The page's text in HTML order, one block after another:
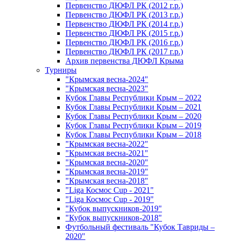
Первенство ДЮФЛ РК (2012 г.р.)
Первенство ДЮФЛ РК (2013 г.р.)
Первенство ДЮФЛ РК (2014 г.р.)
Первенство ДЮФЛ РК (2015 г.р.)
Первенство ДЮФЛ РК (2016 г.р.)
Первенство ДЮФЛ РК (2017 г.р.)
Архив первенства ДЮФЛ Крыма
Турниры
"Крымская весна-2024"
"Крымская весна-2023"
Кубок Главы Республики Крым – 2022
Кубок Главы Республики Крым – 2021
Кубок Главы Республики Крым – 2020
Кубок Главы Республики Крым – 2019
Кубок Главы Республики Крым – 2018
"Крымская весна-2022"
"Крымская весна-2021"
"Крымская весна-2020"
"Крымская весна-2019"
"Крымская весна-2018"
"Liga Космос Cup - 2021"
"Liga Космос Cup - 2019"
"Кубок выпускников-2019"
"Кубок выпускников-2018"
Футбольный фестиваль "Кубок Тавриды –
2020"